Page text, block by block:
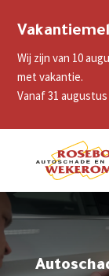
Wij zijn van 10
met vakantie.
Vanaf 31